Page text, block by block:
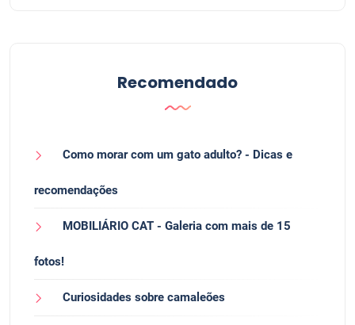
Recomendado
Como morar com um gato adulto? - Dicas e
recomendações
MOBILIÁRIO CAT - Galeria com mais de 15
fotos!
Curiosidades sobre camaleões